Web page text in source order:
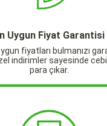
Uygun Fiyat Garantisi
fiyatları bulmanızı
indirimler sayesinde
para çıkar.